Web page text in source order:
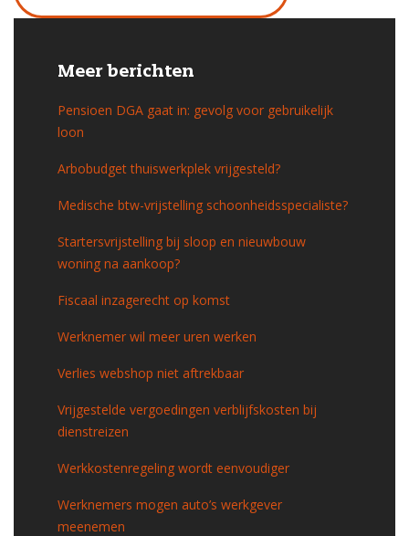
Meer berichten
Pensioen DGA gaat in: gevolg voor gebruikelijk
loon
Arbobudget thuiswerkplek vrijgesteld?
Medische btw-vrijstelling schoonheidsspecialiste?
Startersvrijstelling bij sloop en nieuwbouw
woning na aankoop?
Fiscaal inzagerecht op komst
Werknemer wil meer uren werken
Verlies webshop niet aftrekbaar
Vrijgestelde vergoedingen verblijfskosten bij
dienstreizen
Werkkostenregeling wordt eenvoudiger
Werknemers mogen auto’s werkgever
meenemen